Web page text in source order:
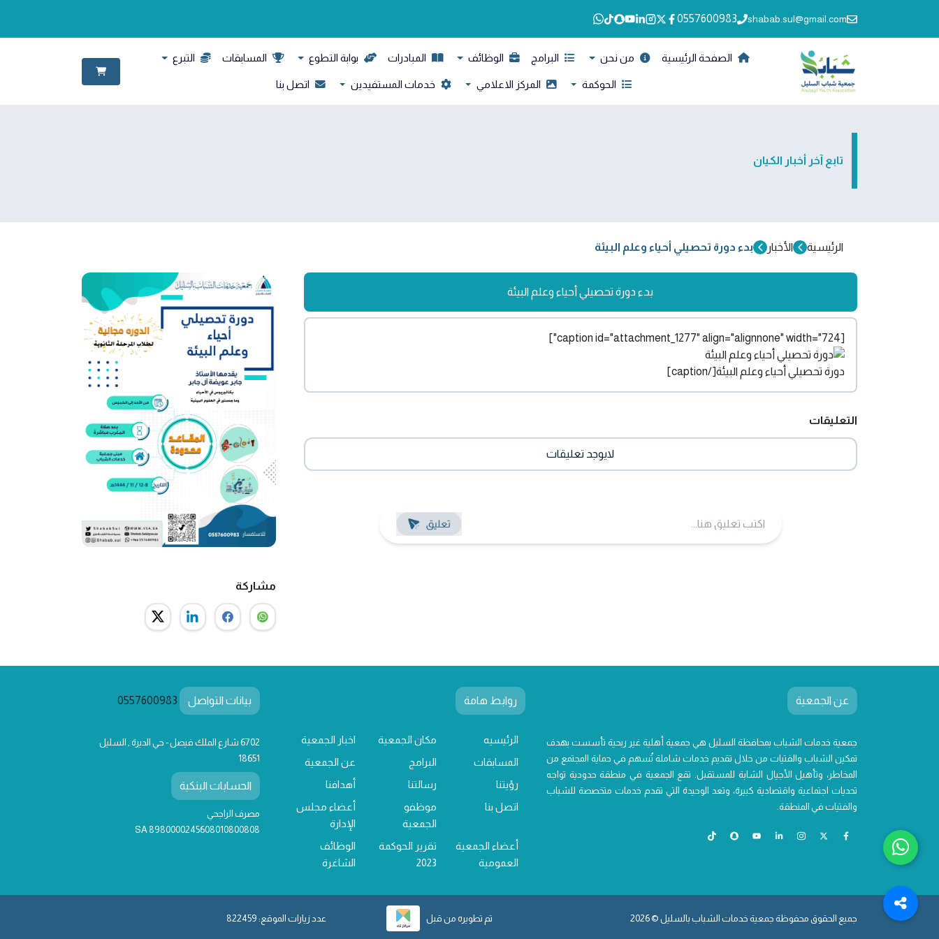
shabab.sul@gmail.com
0557600983
الصفحة الرئيسية من نحن البرامج الوظائف المبادرات بوابة التطوع المسابقات التبرع
الحوكمة المركز الاعلامي خدمات المستفيدين اتصل بنا
تابع آخر أخبار الكيان
الرئيسية الأخبار بدء دورة تحصيلي أحياء وعلم البيئة
بدء دورة تحصيلي أحياء وعلم البيئة
[caption id="attachment_1277" align="alignnone" width="724"]
دورة تحصيلي أحياء وعلم البيئة[/caption]
التعليقات
لايوجد تعليقات
مشاركة
عن الجمعية
جمعية خدمات الشباب بمحافظة السليل هي جمعية أهلية غير ربحية تأسست بهدف
تمكين الشباب والفتيات من خلال تقديم خدمات شاملة تُسهم في حماية المجتمع من
المخاطر، وتأهيل الأجيال الشابة للمستقبل. تقع الجمعية في منطقة حدودية تواجه
تحديات اجتماعية واقتصادية كبيرة، وتعد الوحيدة التي تقدم خدمات متخصصة للشباب
والفتيات في المنطقة.
روابط هامة
الرئيسيه مكان الجمعية
اخبار الجمعية
المسابقات
البرامج
عن الجمعية
رؤيتنا
رسالتنا
أهدافنا
اتصل بنا
موظفو
الجمعية
أعضاء مجلس
الإدارة
أعضاء الجمعية
العمومية
تقرير الحوكمة
2023
الوظائف
الشاغرة
بيانات التواصل 0557600983
6702 شارع الملك فيصل - حي الديرة , السليل
18651
الحسابات البنكية
مصرف الراجحي
SA 8980000245608010800808
جميع الحقوق محفوظة جمعية خدمات الشباب بالسليل © 2026 تم تطويره من قبل عدد زيارات الموقع: 822459